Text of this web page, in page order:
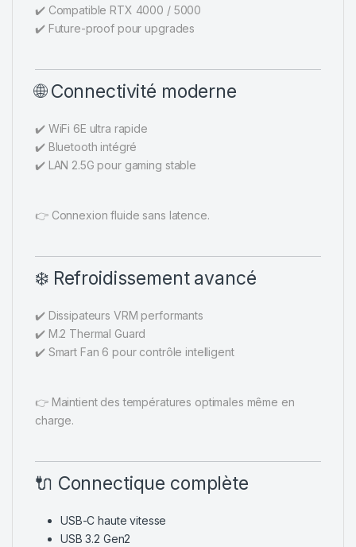
✔️ Compatible RTX 4000 / 5000
✔️ Future-proof pour upgrades
🌐 Connectivité moderne
✔️ WiFi 6E ultra rapide
✔️ Bluetooth intégré
✔️ LAN 2.5G pour gaming stable
👉 Connexion fluide sans latence.
❄️ Refroidissement avancé
✔️ Dissipateurs VRM performants
✔️ M.2 Thermal Guard
✔️ Smart Fan 6 pour contrôle intelligent
👉 Maintient des températures optimales même en
charge.
🔌 Connectique complète
USB-C haute vitesse
USB 3.2 Gen2